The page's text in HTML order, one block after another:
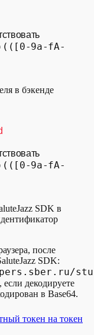
(([0-9a-fA-
в бэкенде
(([0-9a-fA-
SDK в
после
SDK:
, если декодируете
в Base64.
токен на токен